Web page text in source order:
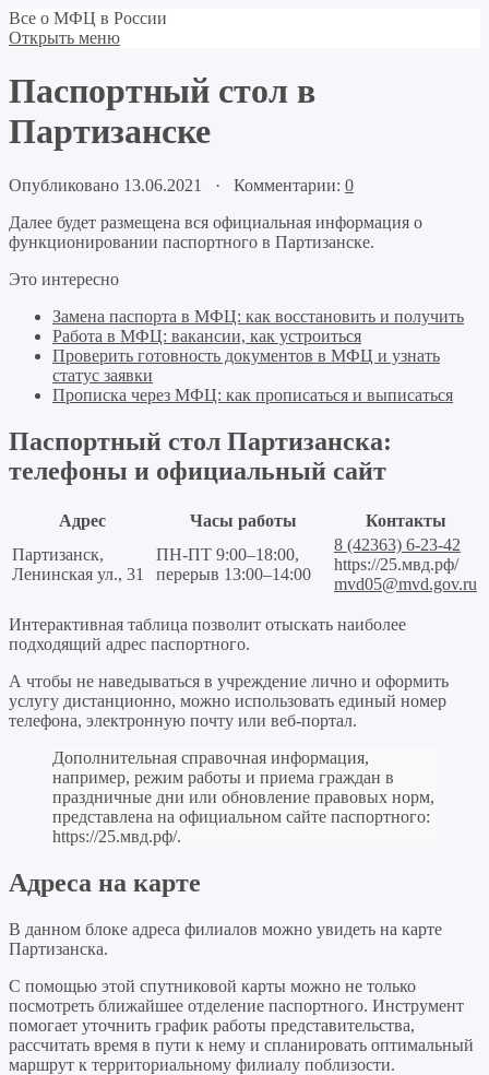
Все о МФЦ в России
Открыть меню
Паспортный стол в
Партизанске
Опубликовано 13.06.2021 · Комментарии: 0
Далее будет размещена вся официальная информация о
функционировании паспортного в Партизанске.
Это интересно
Замена паспорта в МФЦ: как восстановить и получить
Работа в МФЦ: вакансии, как устроиться
Проверить готовность документов в МФЦ и узнать
статус заявки
Прописка через МФЦ: как прописаться и выписаться
Паспортный стол Партизанска:
телефоны и официальный сайт
Адрес Часы работы
Контакты
Партизанск,
Ленинская ул., 31
ПН-ПТ 9:00–18:00,
перерыв 13:00–14:00
8 (42363) 6-23-42
https://25.мвд.рф/
mvd05@mvd.gov.ru
Интерактивная таблица позволит отыскать наиболее
подходящий адрес паспортного.
А чтобы не наведываться в учреждение лично и оформить
услугу дистанционно, можно использовать единый номер
телефона, электронную почту или веб-портал.
Дополнительная справочная информация,
например, режим работы и приема граждан в
праздничные дни или обновление правовых норм,
представлена на официальном сайте паспортного:
https://25.мвд.рф/.
Адреса на карте
В данном блоке адреса филиалов можно увидеть на карте
Партизанска.
С помощью этой спутниковой карты можно не только
посмотреть ближайшее отделение паспортного. Инструмент
помогает уточнить график работы представительства,
рассчитать время в пути к нему и спланировать оптимальный
маршрут к территориальному филиалу поблизости.